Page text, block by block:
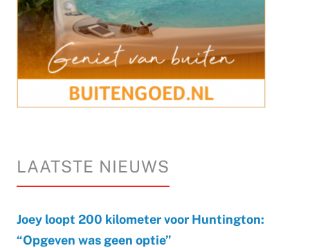
LAATSTE NIEUWS
Joey loopt 200 kilometer voor Huntington:
“Opgeven was geen optie”